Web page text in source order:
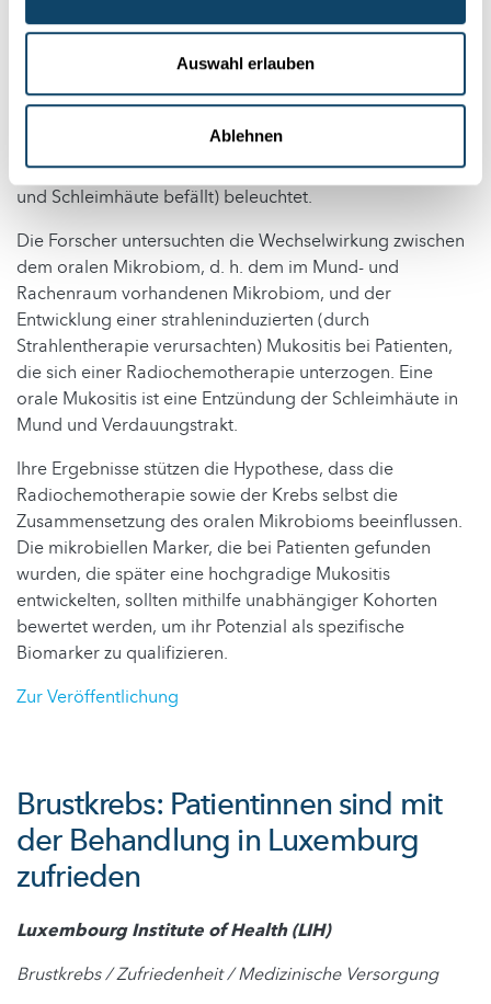
Auswahl erlauben
Ablehnen
In einer aktuellen Veröffentlichung der Universität
Luxemburg und der Universität des Saarlandes wird die
Dynamik des oralen Mikrobioms während der
Plattenepithelkarzinom im Kopf- und Halsbereich (die
häufigste Krebsart im Kopf- und Halsbereich, die die Haut
und Schleimhäute befällt) beleuchtet.
Die Forscher untersuchten die Wechselwirkung zwischen
dem oralen Mikrobiom, d. h. dem im Mund- und
Rachenraum vorhandenen Mikrobiom, und der
Entwicklung einer strahleninduzierten (durch
Strahlentherapie verursachten) Mukositis bei Patienten,
die sich einer Radiochemotherapie unterzogen. Eine
orale Mukositis ist eine Entzündung der Schleimhäute in
Mund und Verdauungstrakt.
Ihre Ergebnisse stützen die Hypothese, dass die
Radiochemotherapie sowie der Krebs selbst die
Zusammensetzung des oralen Mikrobioms beeinflussen.
Die mikrobiellen Marker, die bei Patienten gefunden
wurden, die später eine hochgradige Mukositis
entwickelten, sollten mithilfe unabhängiger Kohorten
bewertet werden, um ihr Potenzial als spezifische
Biomarker zu qualifizieren.
Zur Veröffentlichung
Brustkrebs: Patientinnen sind mit
der Behandlung in Luxemburg
zufrieden
Luxembourg Institute of Health (LIH)
Brustkrebs / Zufriedenheit / Medizinische Versorgung